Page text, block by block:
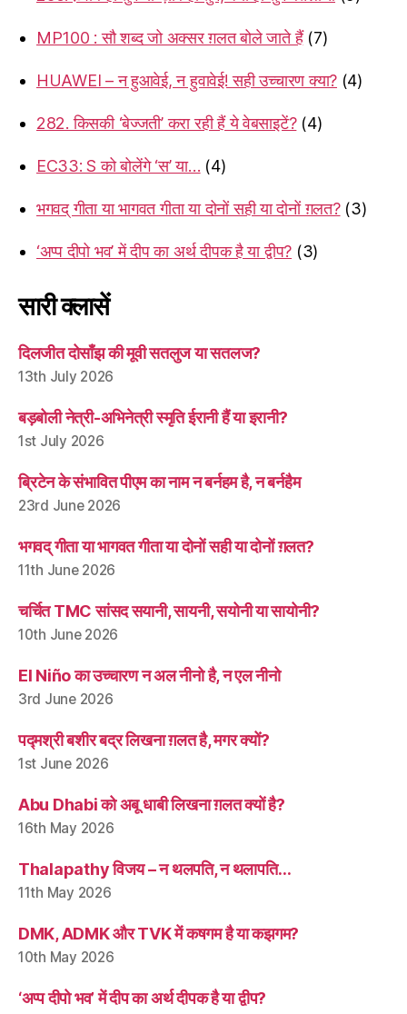
MP100 : सौ शब्द जो अक्सर ग़लत बोले जाते हैं (7)
HUAWEI – न हुआवेई, न हुवावेई! सही उच्चारण क्या? (4)
282. किसकी ‘बेज्जती’ करा रही हैं ये वेबसाइटें? (4)
EC33: S को बोलेंगे ‘स’ या… (4)
भगवद् गीता या भागवत गीता या दोनों सही या दोनों ग़लत? (3)
‘अप्प दीपो भव’ में दीप का अर्थ दीपक है या द्वीप? (3)
सारी क्लासें
दिलजीत दोसाँझ की मूवी सतलुज या सतलज?
13th July 2026
बड़बोली नेत्री-अभिनेत्री स्मृति ईरानी हैं या इरानी?
1st July 2026
ब्रिटेन के संभावित पीएम का नाम न बर्नहम है, न बर्नहैम
23rd June 2026
भगवद् गीता या भागवत गीता या दोनों सही या दोनों ग़लत?
11th June 2026
चर्चित TMC सांसद सयानी, सायनी, सयोनी या सायोनी?
10th June 2026
El Niño का उच्चारण न अल नीनो है, न एल नीनो
3rd June 2026
पद्मश्री बशीर बद्र लिखना ग़लत है, मगर क्यों?
1st June 2026
Abu Dhabi को अबू धाबी लिखना ग़लत क्यों है?
16th May 2026
Thalapathy विजय – न थलपति, न थलापति…
11th May 2026
DMK, ADMK और TVK में कषगम है या कझगम?
10th May 2026
‘अप्प दीपो भव’ में दीप का अर्थ दीपक है या द्वीप?